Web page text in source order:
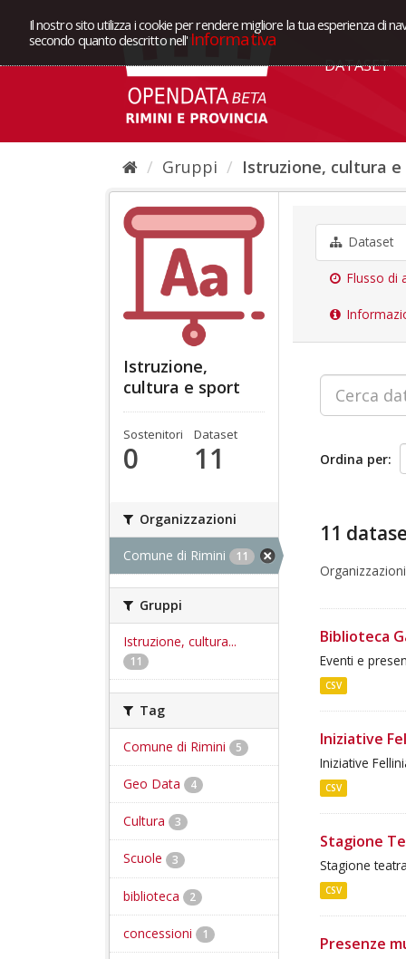
Il nostro sito utilizza i cookie per rendere migliore la tua esperienza di
secondo quanto descritto nell' Informativa
DATASET
Gruppi Istruzione, cultura
Istruzione,
cultura e sport
Sostenitori
0
Dataset
11
Organizzazioni
Comune di Rimini 11
Gruppi
Istruzione, cultura...
11
Tag
Comune di Rimini 5
Geo Data 4
Cultura 3
Scuole 3
biblioteca 2
concessioni 1
Dataset
Flusso di
Ordina per
11
Biblioteca
Eventi e
CSV
Iniziative
Iniziative
CSV
Stagione
Stagione
CSV
Presenze